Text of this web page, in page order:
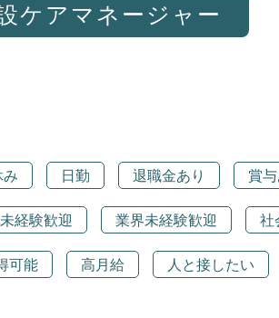
ケアマネージャー
み 日勤 退職金あり 賞与
経験歓迎 業界未経験歓迎 社
可能 高月給 人と接したい